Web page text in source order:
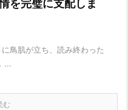
を完璧に支配しま
鳥肌が立ち、読み終わった
...
む